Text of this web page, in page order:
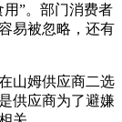
”。部门消费者
易被忽略，还有
山姆供应商二选
供应商为了避嫌